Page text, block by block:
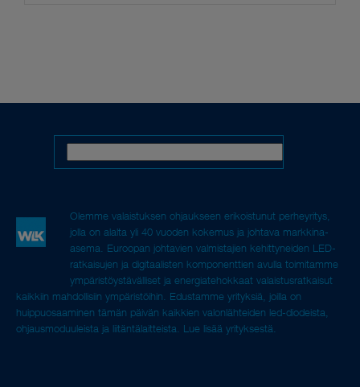
Olemme valaistuksen ohjaukseen erikoistunut perheyritys,
jolla on alalta yli 40 vuoden kokemus ja johtava markkina-
asema. Euroopan johtavien valmistajien kehittyneiden LED-
ratkaisujen ja digitaalisten komponenttien avulla toimitamme
ympäristöystävälliset ja energiatehokkaat valaistusratkaisut
kaikkiin mahdollisiin ympäristöihin. Edustamme yrityksiä, joilla on
huippuosaaminen tämän päivän kaikkien valonlähteiden led-diodeista,
ohjausmoduuleista ja liitäntälaitteista. Lue lisää yrityksestä.